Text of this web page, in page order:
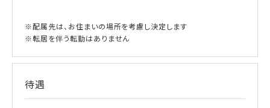
※配属先は、お住まいの場所を考慮し決定します
※転居を伴う転勤はありません
待遇